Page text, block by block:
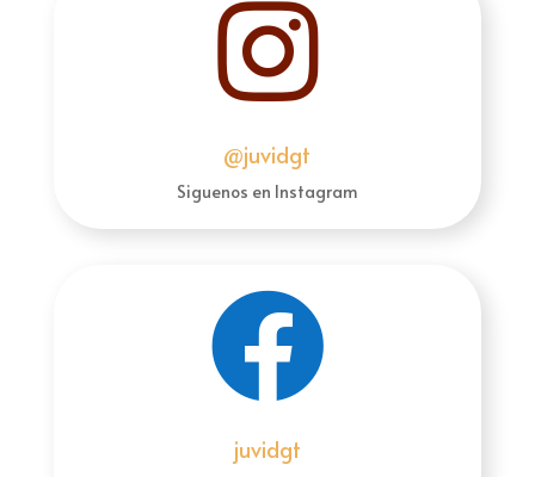

@juvidgt
Siguenos en Instagram

juvidgt